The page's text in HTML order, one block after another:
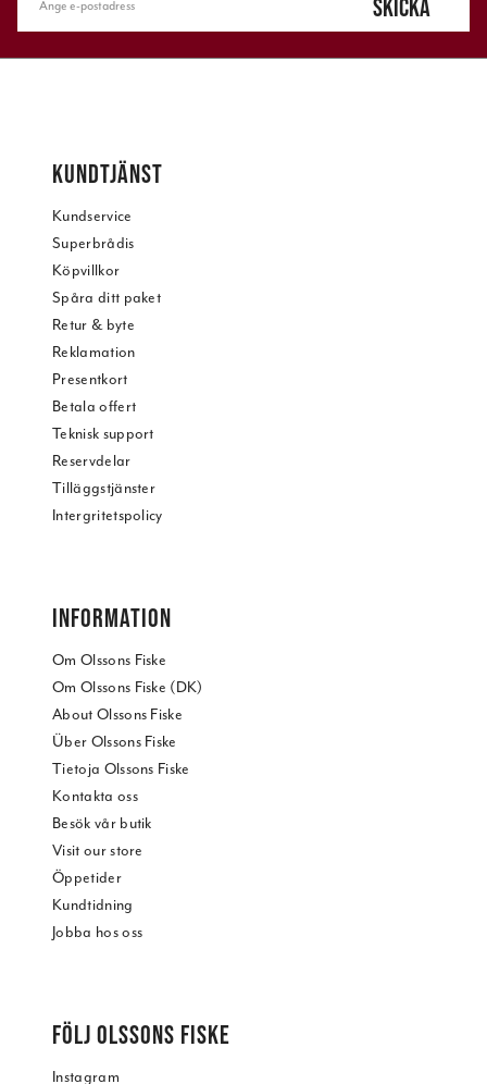
SKICKA
KUNDTJÄNST
Kundservice
Superbrådis
Köpvillkor
Spåra ditt paket
Retur & byte
Reklamation
Presentkort
Betala offert
Teknisk support
Reservdelar
Tilläggstjänster
Intergritetspolicy
INFORMATION
Om Olssons Fiske
Om Olssons Fiske (DK)
About Olssons Fiske
Über Olssons Fiske
Tietoja Olssons Fiske
Kontakta oss
Besök vår butik
Visit our store
Öppetider
Kundtidning
Jobba hos oss
FÖLJ OLSSONS FISKE
Instagram